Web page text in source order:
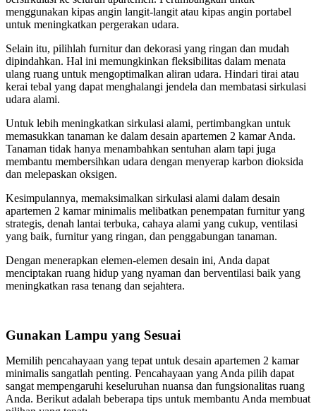
menggunakan kipas angin langit-langit atau kipas angin portabel
untuk meningkatkan pergerakan udara.
Selain itu, pilihlah furnitur dan dekorasi yang ringan dan mudah
dipindahkan. Hal ini memungkinkan fleksibilitas dalam menata
ulang ruang untuk mengoptimalkan aliran udara. Hindari tirai atau
kerai tebal yang dapat menghalangi jendela dan membatasi sirkulasi
udara alami.
Untuk lebih meningkatkan sirkulasi alami, pertimbangkan untuk
memasukkan tanaman ke dalam desain apartemen 2 kamar Anda.
Tanaman tidak hanya menambahkan sentuhan alam tapi juga
membantu membersihkan udara dengan menyerap karbon dioksida
dan melepaskan oksigen.
Kesimpulannya, memaksimalkan sirkulasi alami dalam desain
apartemen 2 kamar minimalis melibatkan penempatan furnitur yang
strategis, denah lantai terbuka, cahaya alami yang cukup, ventilasi
yang baik, furnitur yang ringan, dan penggabungan tanaman.
Dengan menerapkan elemen-elemen desain ini, Anda dapat
menciptakan ruang hidup yang nyaman dan berventilasi baik yang
meningkatkan rasa tenang dan sejahtera.
Gunakan Lampu yang Sesuai
Memilih pencahayaan yang tepat untuk desain apartemen 2 kamar
minimalis sangatlah penting. Pencahayaan yang Anda pilih dapat
sangat mempengaruhi keseluruhan nuansa dan fungsionalitas ruang
Anda. Berikut adalah beberapa tips untuk membantu Anda membuat